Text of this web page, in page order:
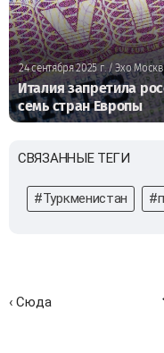
24 сентября 2025 г./ Эхо
Италия запретила
семь стран Европы
СВЯЗАННЫЕ ТЕГИ
#Туркменистан
‹ Сюда